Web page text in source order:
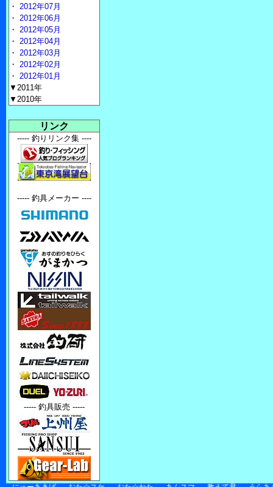
・ 2012年07月
・ 2012年06月
・ 2012年05月
・ 2012年04月
・ 2012年03月
・ 2012年02月
・ 2012年01月
▼2011年
▼2010年
リンク
----- 釣りリンク集 ----
----- 釣具メーカー ----
----- 釣具販売 -----